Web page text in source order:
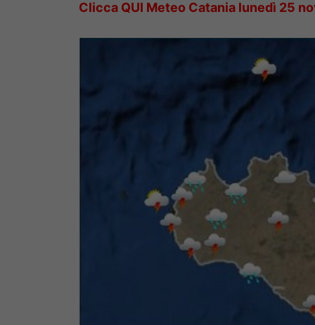
Clicca QUI Meteo Catania lunedì 25